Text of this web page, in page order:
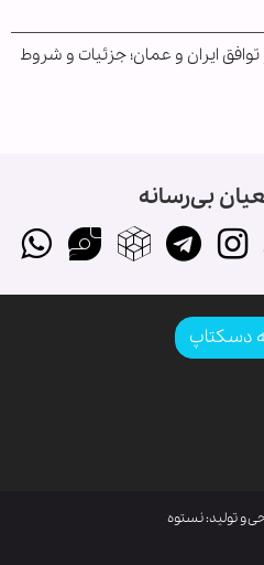
توافق ایران و عمان؛ جزئیات و شروط
بی‌رسانه
دسکتاپ
و تولید: نستوه